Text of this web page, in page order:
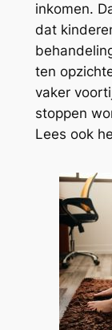
inkomen.
dat
ten
vaker
stoppen
Lees ook